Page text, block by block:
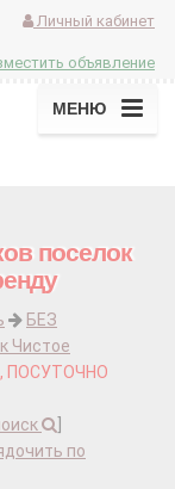
Личный кабинет
объявление
МЕНЮ
поселок
БЕЗ
Чистое
ПОСУТОЧНО
по